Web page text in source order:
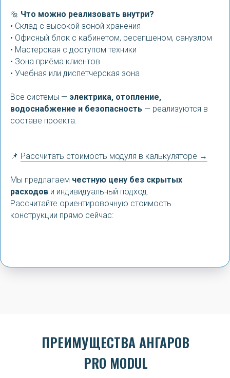
🔩 Что можно реализовать внутри?
• Склад с высокой зоной хранения
• Офисный блок с кабинетом, ресепшеном, санузлом
• Мастерская с доступом техники
• Зона приёма клиентов
• Учебная или диспетчерская зона
Все системы — электрика, отопление,
водоснабжение и безопасность — реализуются в
составе проекта.
📌 Рассчитать стоимость модуля в калькуляторе →
Мы предлагаем честную цену без скрытых
расходов и индивидуальный подход.
Рассчитайте ориентировочную стоимость
конструкции прямо сейчас:
ПРЕИМУЩЕСТВА АНГАРОВ
PRO MODUL